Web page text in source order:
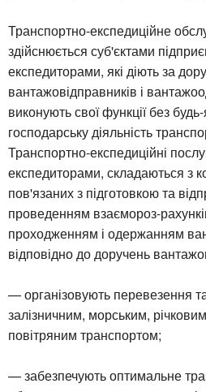
Транспортно-експедиційне
здійснюється суб'єктами
експедиторами, які діють за
вантажовідправників і
виконують свої функції без
господарську діяльність
Транспортно-експедиційні
експедиторами, складаються з
пов'язаних з підготовкою та
проведенням взаємороз-
проходженням і одержанням
відповідно до доручень
— організовують перевезення
залізничним, морським,
повітряним транспортом;
— забезпечують оптимальне